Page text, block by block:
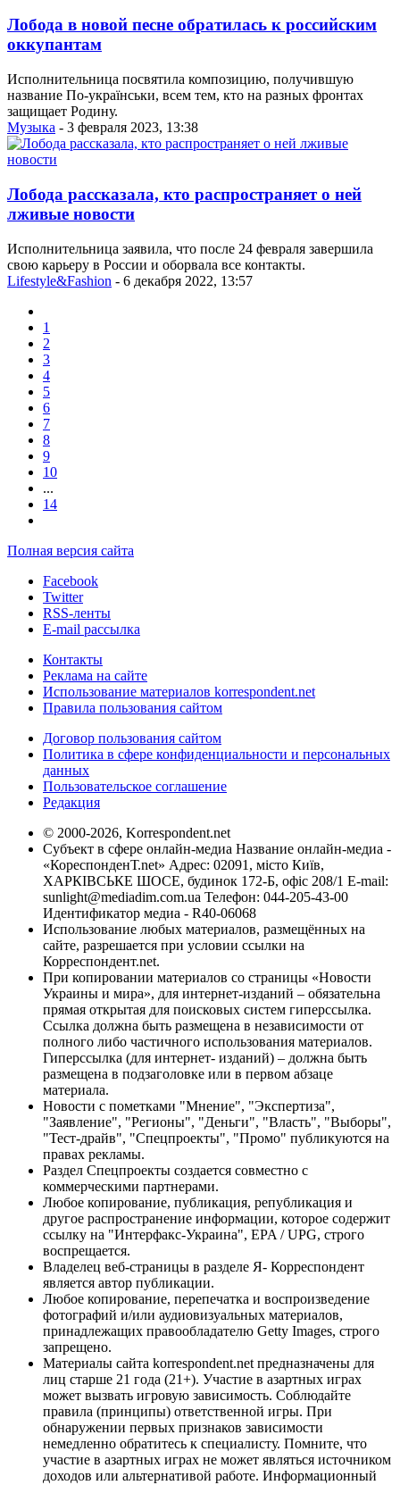
Лобода в новой песне обратилась к российским
оккупантам
Исполнительница посвятила композицию, получившую
название По-українськи, всем тем, кто на разных фронтах
защищает Родину.
Музыка - 3 февраля 2023, 13:38
Лобода рассказала, кто распространяет о ней
лживые новости
Исполнительница заявила, что после 24 февраля завершила
свою карьеру в России и оборвала все контакты.
Lifestyle&Fashion - 6 декабря 2022, 13:57
1
2
3
4
5
6
7
8
9
10
...
14
Полная версия сайта
Facebook
Twitter
RSS-ленты
E-mail рассылка
Контакты
Реклама на сайте
Использование материалов korrespondent.net
Правила пользования сайтом
Договор пользования сайтом
Политика в сфере конфиденциальности и персональных
данных
Пользовательское соглашение
Редакция
© 2000-2026, Korrespondent.net
Субъект в сфере онлайн-медиа Название онлайн-медиа -
«КореспонденТ.net» Адрес: 02091, місто Київ,
ХАРКІВСЬКЕ ШОСЕ, будинок 172-Б, офіс 208/1 E-mail:
sunlight@mediadim.com.ua Телефон: 044-205-43-00
Идентификатор медиа - R40-06068
Использование любых материалов, размещённых на
сайте, разрешается при условии ссылки на
Корреспондент.net.
При копировании материалов со страницы «Новости
Украины и мира», для интернет-изданий – обязательна
прямая открытая для поисковых систем гиперссылка.
Ссылка должна быть размещена в независимости от
полного либо частичного использования материалов.
Гиперссылка (для интернет- изданий) – должна быть
размещена в подзаголовке или в первом абзаце
материала.
Новости с пометками "Мнение", "Экспертиза",
"Заявление", "Регионы", "Деньги", "Власть", "Выборы",
"Тест-драйв", "Спецпроекты", "Промо" публикуются на
правах рекламы.
Раздел Спецпроекты создается совместно с
коммерческими партнерами.
Любое копирование, публикация, републикация и
другое распространение информации, которое содержит
ссылку на "Интерфакс-Украина", EPA / UPG, строго
воспрещается.
Владелец веб-страницы в разделе Я- Корреспондент
является автор публикации.
Любое копирование, перепечатка и воспроизведение
фотографий и/или аудиовизуальных материалов,
принадлежащих правообладателю Getty Images, строго
запрещено.
Материалы сайта korrespondent.net предназначены для
лиц старше 21 года (21+). Участие в азартных играх
может вызвать игровую зависимость. Соблюдайте
правила (принципы) ответственной игры. При
обнаружении первых признаков зависимости
немедленно обратитесь к специалисту. Помните, что
участие в азартных играх не может являться источником
доходов или альтернативой работе. Информационный